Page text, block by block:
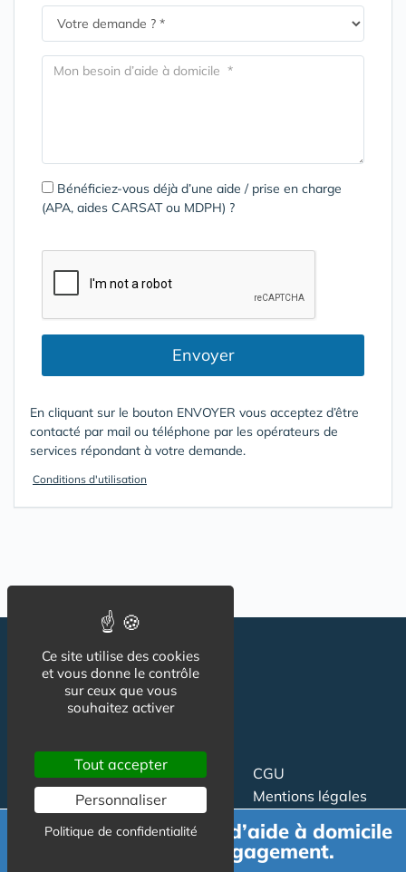
Bénéficiez-vous déjà d’une aide / prise en charge
(APA, aides CARSAT ou MDPH) ?
Envoyer
En cliquant sur le bouton ENVOYER vous acceptez d’être
contacté par mail ou téléphone par les opérateurs de
services répondant à votre demande.
Conditions d'utilisation
Suivez-nous
CGU
Mentions légales
Charte
Proposer un article
Demande de devis d’aide à domicile
gratuit et sans engagement.
Ce site utilise des cookies
et vous donne le contrôle
sur ceux que vous
souhaitez activer
Tout accepter
Personnaliser
Politique de confidentialité